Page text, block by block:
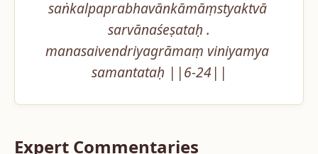
saṅkalpaprabhavānkāmāṃstyaktvā
sarvānaśeṣataḥ .
manasaivendriyagrāmaṃ viniyamya
samantataḥ ||6-24||
Expert Commentaries